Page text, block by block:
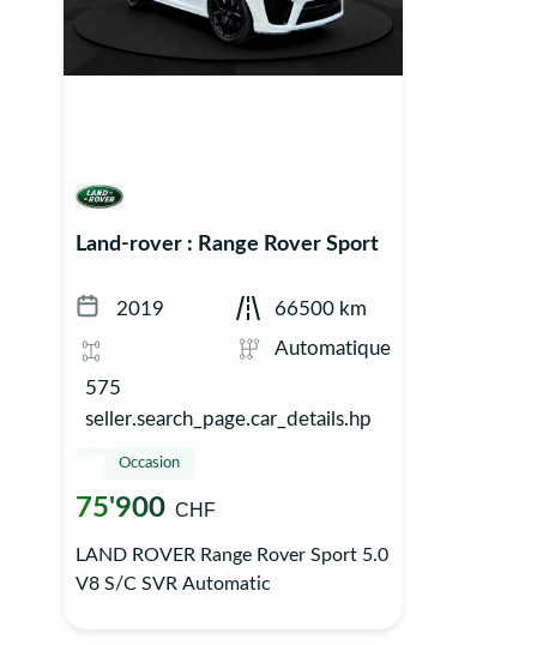
Land-rover : Range Rover Sport
2019
66500 km
Automatique
575
seller.search_page.car_details.hp
Occasion
75'900CHF
LAND ROVER Range Rover Sport 5.0
V8 S/C SVR Automatic